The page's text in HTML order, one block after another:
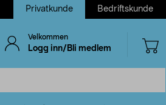
Privatkunde Bedriftskunde
Velkommen
Logg inn/Bli medlem